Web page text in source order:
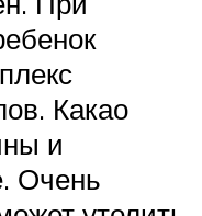
Какао
и
Очень